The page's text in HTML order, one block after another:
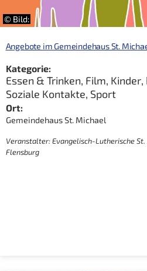
© Bild:
Angebote im Gemeindehaus St.
Kategorie:
Essen & Trinken, Film, Kinder,
Soziale Kontakte, Sport
Ort:
Gemeindehaus St. Michael
Veranstalter: Evangelisch-Lutherische
Flensburg